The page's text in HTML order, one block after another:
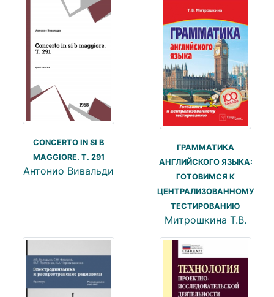
CONCERTO IN SI B
MAGGIORE. T. 291
Антонио Вивальди
ГРАММАТИКА
АНГЛИЙСКОГО ЯЗЫКА:
ГОТОВИМСЯ К
ЦЕНТРАЛИЗОВАННОМУ
ТЕСТИРОВАНИЮ
Митрошкина Т.В.